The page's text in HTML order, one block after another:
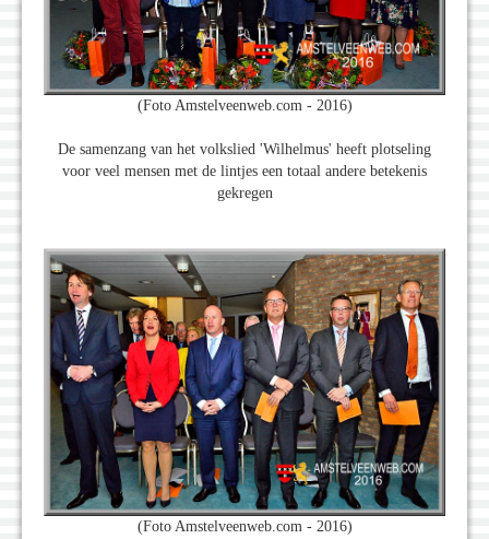
(Foto Amstelveenweb.com - 2016)
De samenzang van het volkslied 'Wilhelmus' heeft plotseling
voor veel mensen met de lintjes een totaal andere betekenis
gekregen
(Foto Amstelveenweb.com - 2016)